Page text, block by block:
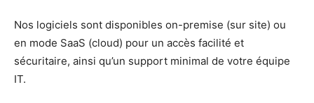
Nos logiciels sont disponibles on-premise (sur site) ou
en mode SaaS (cloud) pour un accès facilité et
sécuritaire, ainsi qu’un support minimal de votre équipe
IT.